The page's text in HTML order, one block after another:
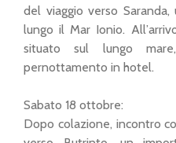
del viaggio verso
lungo il Mar Ionio.
situato sul lungo
pernottamento in hotel.
Sabato 18 ottobre:
Dopo colazione, incontro